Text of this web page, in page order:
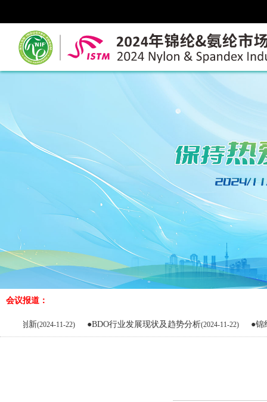
会议报道：
(2024-11-22) ●BDO行业发展现状及趋势分析 (2024-11-22) ●锦纶产业链